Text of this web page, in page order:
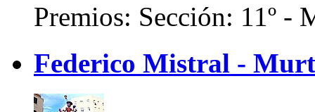
Premios: Sección: 11º
Federico Mistral -